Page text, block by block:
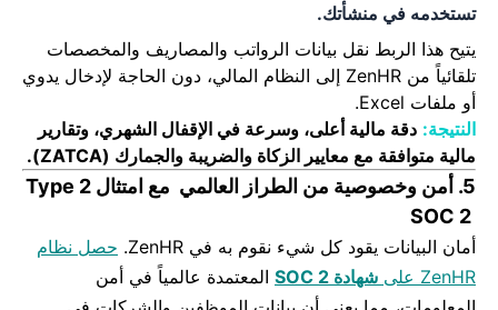
تستخدمه في منشأتك.
يتيح هذا الربط نقل بيانات الرواتب والمصاريف والمخصصات
تلقائياً من ZenHR إلى النظام المالي، دون الحاجة لإدخال يدوي
أو ملفات Excel.
النتيجة: دقة مالية أعلى، وسرعة في الإقفال الشهري، وتقارير
مالية متوافقة مع معايير الزكاة والضريبة والجمارك (ZATCA).
5. أمن وخصوصية من الطراز العالمي مع امتثال
Type 2
SOC 2
أمان البيانات يقود كل شيء نقوم به في ZenHR.
حصل نظام
ZenHR على
شهادة SOC 2
المعتمدة عالمياً في أمن